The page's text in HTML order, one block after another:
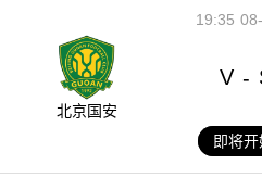
19:35
北京国安
V -
即将